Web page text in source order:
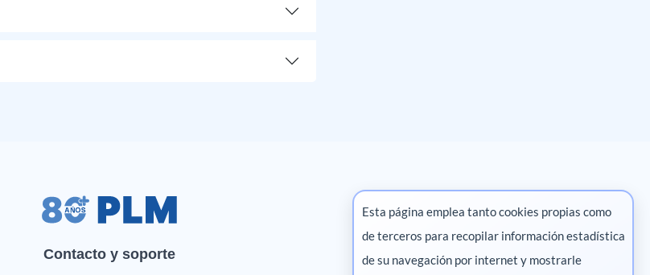
Contacto y soporte Marketing digital
Esta página emplea tanto cookies propias como
de terceros para recopilar información estadística
de su navegación por internet y mostrarle